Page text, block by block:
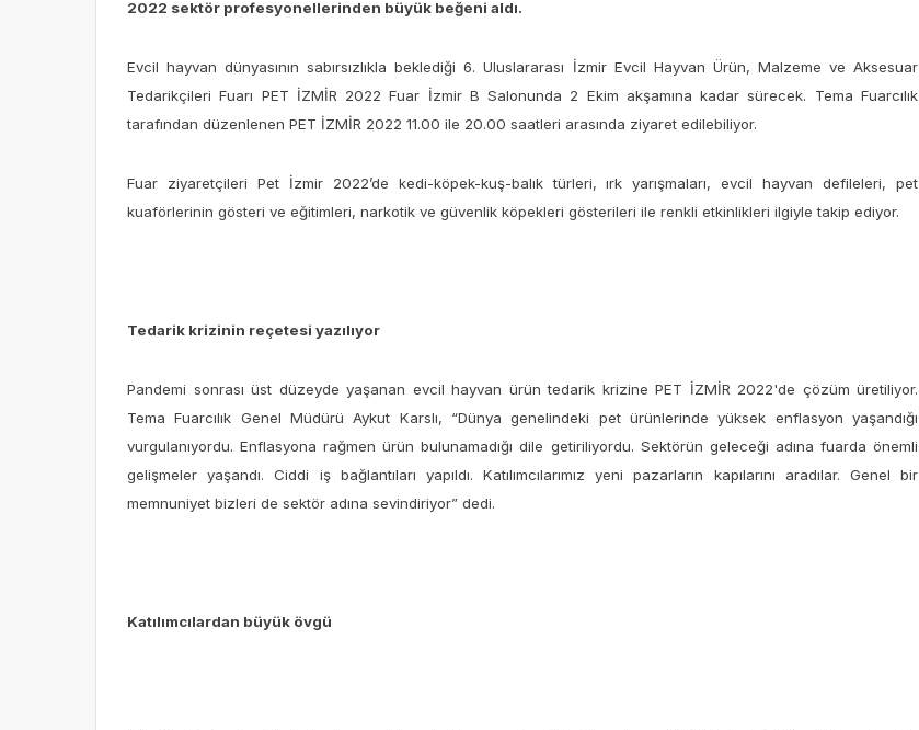
2022 sektör profesyonellerinden büyük beğeni aldı.
Evcil hayvan dünyasının sabırsızlıkla beklediği 6. Uluslararası İzmir Evcil Hayvan Ürün, Malzeme ve Aksesuar
Tedarikçileri Fuarı PET İZMİR 2022 Fuar İzmir B Salonunda 2 Ekim akşamına kadar sürecek. Tema Fuarcılık
tarafından düzenlenen PET İZMİR 2022 11.00 ile 20.00 saatleri arasında ziyaret edilebiliyor.
Fuar ziyaretçileri Pet İzmir 2022’de kedi-köpek-kuş-balık türleri, ırk yarışmaları, evcil hayvan defileleri, pet
kuaförlerinin gösteri ve eğitimleri, narkotik ve güvenlik köpekleri gösterileri ile renkli etkinlikleri ilgiyle takip ediyor.
Tedarik krizinin reçetesi yazılıyor
Pandemi sonrası üst düzeyde yaşanan evcil hayvan ürün tedarik krizine PET İZMİR 2022'de çözüm üretiliyor.
Tema Fuarcılık Genel Müdürü Aykut Karslı, “Dünya genelindeki pet ürünlerinde yüksek enflasyon yaşandığı
vurgulanıyordu. Enflasyona rağmen ürün bulunamadığı dile getiriliyordu. Sektörün geleceği adına fuarda önemli
gelişmeler yaşandı. Ciddi iş bağlantıları yapıldı. Katılımcılarımız yeni pazarların kapılarını aradılar. Genel bir
memnuniyet bizleri de sektör adına sevindiriyor” dedi.
Katılımcılardan büyük övgü